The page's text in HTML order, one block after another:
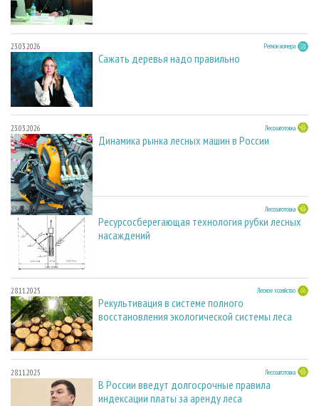
23.03.2026 Регион номера
Сажать деревья надо правильно
23.03.2026 Лесозаготовка
Динамика рынка лесных машин в России
23.03.2026 Лесозаготовка
Ресурсосберегающая технология рубки лесных
насаждений
28.11.2025 Лесное хозяйство
Рекультивация в системе полного
восстановления экологической системы леса
28.11.2025 Лесозаготовка
В России введут долгосрочные правила
индексации платы за аренду леса